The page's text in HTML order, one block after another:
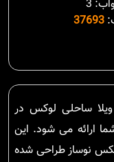
3
37693
ساحلی لوکس در
ارائه می شود. این
دوبلکس نوساز طراحی شده